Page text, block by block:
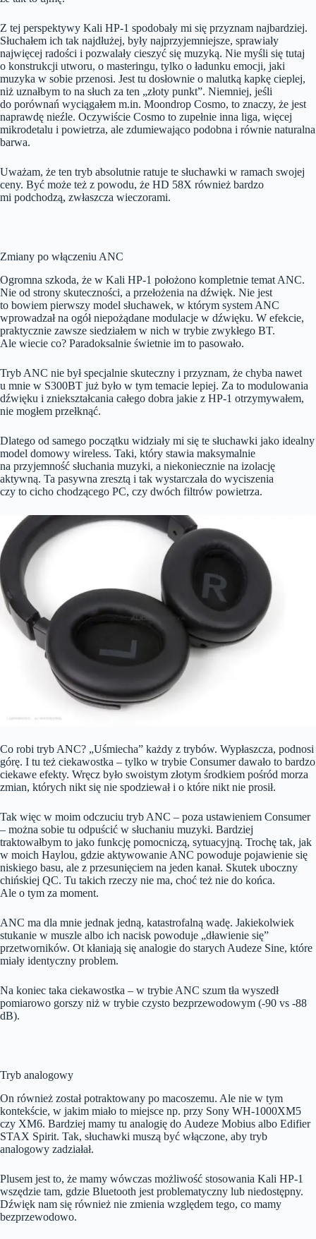
Z tej perspektywy Kali HP-1 spodobały mi się przyznam najbardziej.
Słuchałem ich tak najdłużej, były najprzyjemniejsze, sprawiały
najwięcej radości i pozwalały cieszyć się muzyką. Nie myśli się tutaj
o konstrukcji utworu, o masteringu, tylko o ładunku emocji, jaki
muzyka w sobie przenosi. Jest tu dosłownie o malutką kapkę cieplej,
niż uznałbym to na słuch za ten „złoty punkt”. Niemniej, jeśli
do porównań wyciągałem m.in. Moondrop Cosmo, to znaczy, że jest
naprawdę nieźle. Oczywiście Cosmo to zupełnie inna liga, więcej
mikrodetalu i powietrza, ale zdumiewająco podobna i równie naturalna
barwa.
Uważam, że ten tryb absolutnie ratuje te słuchawki w ramach swojej
ceny. Być może też z powodu, że HD 58X również bardzo
mi podchodzą, zwłaszcza wieczorami.
Zmiany po włączeniu ANC
Ogromna szkoda, że w Kali HP-1 położono kompletnie temat ANC.
Nie od strony skuteczności, a przełożenia na dźwięk. Nie jest
to bowiem pierwszy model słuchawek, w którym system ANC
wprowadzał na ogół niepożądane modulacje w dźwięku. W efekcie,
praktycznie zawsze siedziałem w nich w trybie zwykłego BT.
Ale wiecie co? Paradoksalnie świetnie im to pasowało.
Tryb ANC nie był specjalnie skuteczny i przyznam, że chyba nawet
u mnie w S300BT już było w tym temacie lepiej. Za to modulowania
dźwięku i zniekształcania całego dobra jakie z HP-1 otrzymywałem,
nie mogłem przełknąć.
Dlatego od samego początku widziały mi się te słuchawki jako idealny
model domowy wireless. Taki, który stawia maksymalnie
na przyjemność słuchania muzyki, a niekoniecznie na izolację
aktywną. Ta pasywna zresztą i tak wystarczała do wyciszenia
czy to cicho chodzącego PC, czy dwóch filtrów powietrza.
Co robi tryb ANC? „Uśmiecha” każdy z trybów. Wypłaszcza, podnosi
górę. I tu też ciekawostka – tylko w trybie Consumer dawało to bardzo
ciekawe efekty. Wręcz było swoistym złotym środkiem pośród morza
zmian, których nikt się nie spodziewał i o które nikt nie prosił.
Tak więc w moim odczuciu tryb ANC – poza ustawieniem Consumer
– można sobie tu odpuścić w słuchaniu muzyki. Bardziej
traktowałbym to jako funkcję pomocniczą, sytuacyjną. Trochę tak, jak
w moich Haylou, gdzie aktywowanie ANC powoduje pojawienie się
niskiego basu, ale z przesunięciem na jeden kanał. Skutek uboczny
chińskiej QC. Tu takich rzeczy nie ma, choć też nie do końca.
Ale o tym za moment.
ANC ma dla mnie jednak jedną, katastrofalną wadę. Jakiekolwiek
stukanie w muszle albo ich nacisk powoduje „dławienie się”
przetworników. Ot kłaniają się analogie do starych Audeze Sine, które
miały identyczny problem.
Na koniec taka ciekawostka – w trybie ANC szum tła wyszedł
pomiarowo gorszy niż w trybie czysto bezprzewodowym (-90 vs -88
dB).
Tryb analogowy
On również został potraktowany po macoszemu. Ale nie w tym
kontekście, w jakim miało to miejsce np. przy Sony WH-1000XM5
czy XM6. Bardziej mamy tu analogię do Audeze Mobius albo Edifier
STAX Spirit. Tak, słuchawki muszą być włączone, aby tryb
analogowy zadziałał.
Plusem jest to, że mamy wówczas możliwość stosowania Kali HP-1
wszędzie tam, gdzie Bluetooth jest problematyczny lub niedostępny.
Dźwięk nam się również nie zmienia względem tego, co mamy
bezprzewodowo.